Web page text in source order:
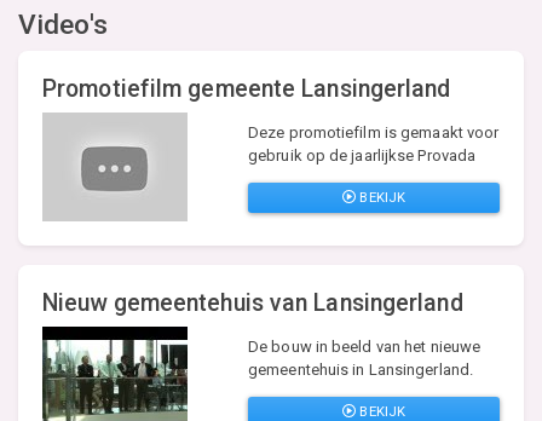
Video's
Promotiefilm gemeente Lansingerland
Deze promotiefilm is gemaakt voor
gebruik op de jaarlijkse Provada
BEKIJK
Nieuw gemeentehuis van Lansingerland
De bouw in beeld van het nieuwe
gemeentehuis in Lansingerland.
BEKIJK